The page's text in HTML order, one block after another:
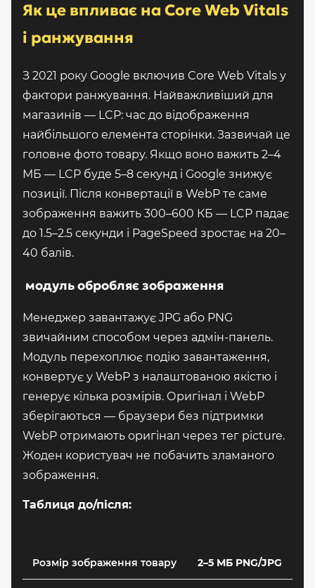
Як це впливає на Core Web Vitals
і ранжування
З 2021 року Google включив Core Web Vitals у
фактори ранжування. Найважливіший для
магазинів — LCP: час до відображення
найбільшого елемента сторінки. Зазвичай це
головне фото товару. Якщо воно важить 2–4
МБ — LCP буде 5–8 секунд і Google знижує
позиції. Після конвертації в WebP те саме
зображення важить 300–600 КБ — LCP падає
до 1.5–2.5 секунди і PageSpeed зростає на 20–
40 балів.
модуль обробляє зображення
Менеджер завантажує JPG або PNG
звичайним способом через адмін-панель.
Модуль перехоплює подію завантаження,
конвертує у WebP з налаштованою якістю і
генерує кілька розмірів. Оригінал і WebP
зберігаються — браузери без підтримки
WebP отримають оригінал через тег picture.
Жоден користувач не побачить зламаного
зображення.
Таблиця до/після:
Розмір зображення товару 2–5 МБ PNG/JPG